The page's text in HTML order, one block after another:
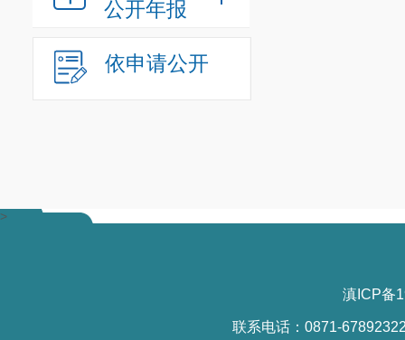
公开年报
依申请公开
>
滇ICP备
联系电话：0871-